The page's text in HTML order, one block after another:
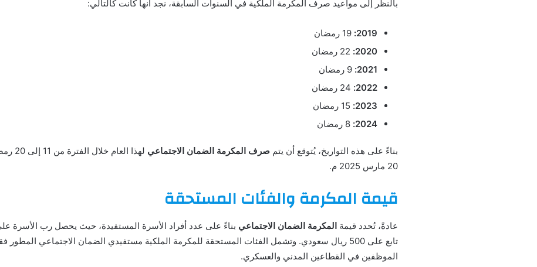
بالنظر إلى مواعيد صرف المكرمة الملكية في السنوات السابقة، نجد أنها كانت كالتالي:
2019:
2020:
2021:
2022:
2023:
2024:
بناءً على هذه التواريخ، يُتوقع أن يتم صرف المكرمة الضمان الاجتماعي
20 مارس 2025 م.
قيمة المكرمة والفئات المستحقة
عادةً، تُحدد قيمة المكرمة الضمان الاجتماعي
تابع على 500 ريال سعودي. وتشمل الفئات المستحقة للمكرمة الملكية مستفيدي الضمان الاجتماعي
الموظفين في القطاعين المدني والعسكري.